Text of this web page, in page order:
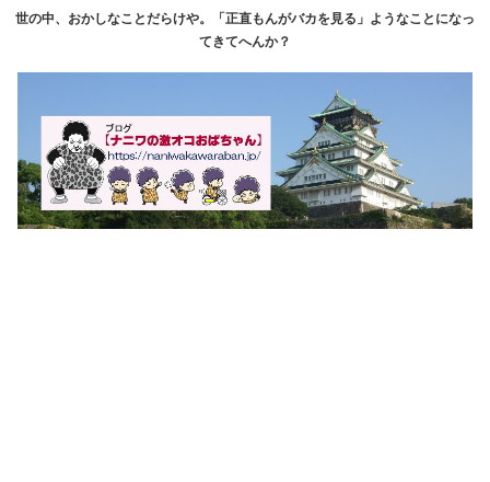
世の中、おかしなことだらけや。「正直もんがバカを見る」ようなことになっ
てきてへんか？